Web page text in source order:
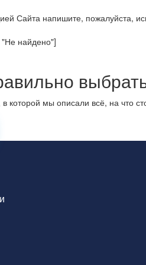
Сайта напишите, пожалуйста,
найдено"]
которой мы описали всё, на что